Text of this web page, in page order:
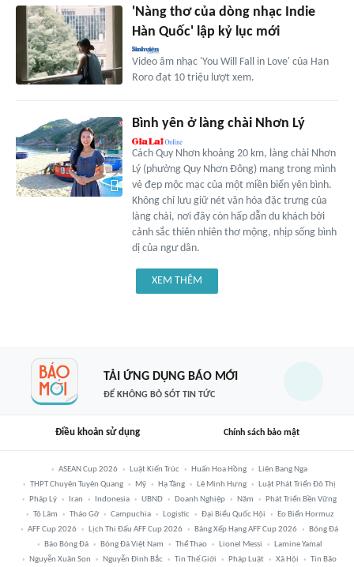
'Nàng thơ của dòng nhạc Indie
Hàn Quốc' lập kỷ lục mới
Video âm nhạc 'You Will Fall in Love' của Han
Roro đạt 10 triệu lượt xem.
Bình yên ở làng chài Nhơn Lý
Cách Quy Nhơn khoảng 20 km, làng chài Nhơn
Lý (phường Quy Nhơn Đông) mang trong mình
vẻ đẹp mộc mạc của một miền biển yên bình.
Không chỉ lưu giữ nét văn hóa đặc trưng của
làng chài, nơi đây còn hấp dẫn du khách bởi
cảnh sắc thiên nhiên thơ mộng, nhịp sống bình
dị của ngư dân.
XEM THÊM
TẢI ỨNG DỤNG BÁO MỚI
ĐỂ KHÔNG BỎ SÓT TIN TỨC
Điều khoản sử dụng Chính sách bảo mật
ASEAN Cup 2026 Luật Kiến Trúc Huấn Hoa Hồng
Liên Bang Nga
THPT Chuyên Tuyên Quang
Mỹ Hạ Tầng Lê Minh Hưng
Luật Phát Triển Đô Thị
Pháp Lý
Iran Indonesia UBND Doanh Nghiệp Năm
Phát Triển Bền Vững
Tô Lâm
Tháo Gỡ Campuchia Logistic Đại Biểu Quốc Hội
Eo Biển Hormuz
AFF Cup 2026
Lịch Thi Đấu AFF Cup 2026 Bảng Xếp Hạng AFF Cup 2026
Bóng Đá
Báo Bóng Đá
Bóng Đá Việt Nam Thể Thao Lionel Messi
Lamine Yamal
Nguyễn Xuân Son
Nguyễn Đình Bắc Tin Thế Giới Pháp Luật Xã Hội Tin Bão